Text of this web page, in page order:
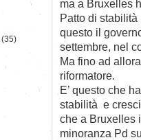
ma a Bruxelles
Patto di
questo il
settembre, nel
Ma fino ad
riformatore.
E’ questo che
stabilità e
che a Bruxelles
minoranza Pd
(35)